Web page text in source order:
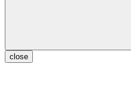
close